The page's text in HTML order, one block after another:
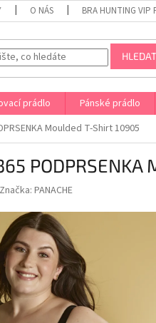
O NÁS BRA HUNTING VIP
HLEDAT
prádlo Pánské prádlo
Moulded T-Shirt 10905
Značka: PANACHE